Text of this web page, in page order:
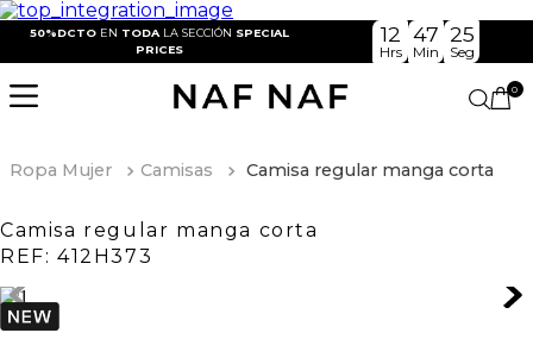
50%DCTO EN TODA LA SECCIÓN SPECIAL
PRICES
12
Hrs
47
Min
25
Seg
0
Ropa Mujer Camisas Camisa regular manga corta
Camisa regular manga corta
REF: 412H373